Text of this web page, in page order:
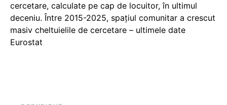
cercetare, calculate pe cap de locuitor, în ultimul
deceniu. Între 2015-2025, spațiul comunitar a crescut
masiv cheltuielile de cercetare – ultimele date
Eurostat